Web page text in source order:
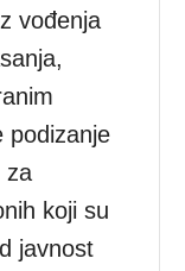
vođenja
podizanje
za
koji su
javnost